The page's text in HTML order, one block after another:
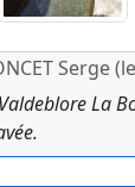
Serge
La